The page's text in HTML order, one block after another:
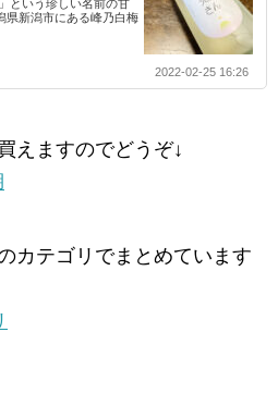
という珍しい名前の甘
県新潟市にある峰乃白梅
2022-02-25 16:26
えますのでどうぞ↓
カテゴリでまとめています